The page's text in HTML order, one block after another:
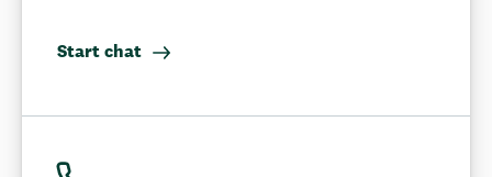
Start chat